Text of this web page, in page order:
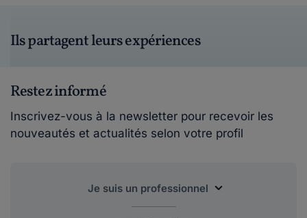
Ils partagent leurs expériences
Restez informé
Inscrivez-vous à la newsletter pour recevoir les
nouveautés et actualités selon votre profil